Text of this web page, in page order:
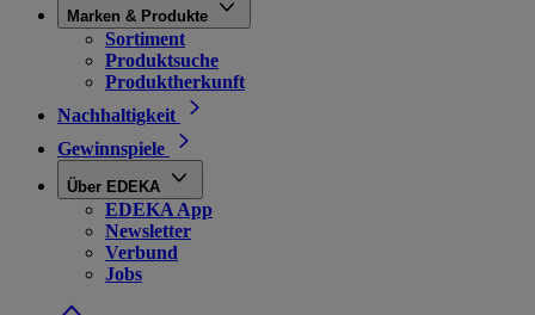
Marken & Produkte
Sortiment
Produktsuche
Produktherkunft
Nachhaltigkeit
Gewinnspiele
Über EDEKA
EDEKA App
Newsletter
Verbund
Jobs